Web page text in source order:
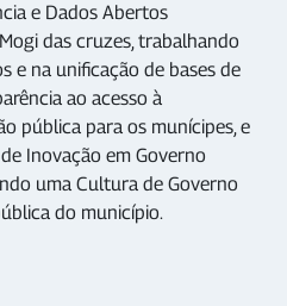
e Dados Abertos
das cruzes, trabalhando
e na unificação de bases de
ao acesso à
pública para os munícipes, e
Inovação em Governo
uma Cultura de Governo
do município.